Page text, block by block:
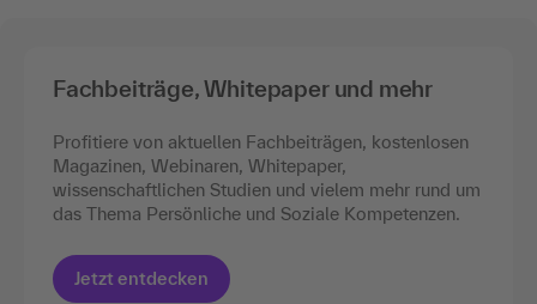
Fachbeiträge, Whitepaper und mehr
Profitiere von aktuellen Fachbeiträgen, kostenlosen
Magazinen, Webinaren, Whitepaper,
wissenschaftlichen Studien und vielem mehr rund um
das Thema Persönliche und Soziale Kompetenzen.
Jetzt entdecken